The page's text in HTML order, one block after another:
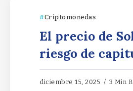
Criptomonedas
El precio de
riesgo de
diciembre 15, 2025 3 Min